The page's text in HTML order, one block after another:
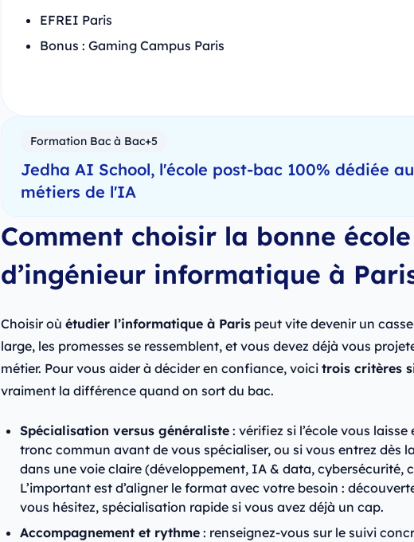
EFREI Paris
Bonus : Gaming Campus Paris
Formation Bac à Bac+5
Jedha AI School, l'école post-bac 100% dédiée
métiers de l'IA
Comment choisir la bonne école
d’ingénieur informatique à
Choisir où étudier l’informatique à Parispeut vite devenir un
large, les promesses se ressemblent, et vous devez déjà vous
métier. Pour vous aider à décider en confiance, voici trois critères
vraiment la différence quand on sort du bac.
Spécialisation versus généraliste: vérifiez si l’école vous laisse
tronc commun avant de vous spécialiser, ou si vous entrez dès
dans une voie claire (développement, IA & data, cybersécurité,
L’important est d’aligner le format avec votre besoin :
vous hésitez, spécialisation rapide si vous avez déjà un cap.
Accompagnement et rythme: renseignez-vous sur le suivi